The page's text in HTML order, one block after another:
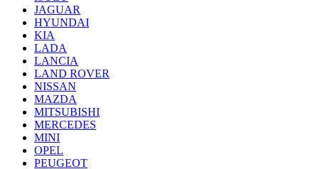
JAGUAR
HYUNDAI
KIA
LADA
LANCIA
LAND ROVER
NISSAN
MAZDA
MITSUBISHI
MERCEDES
MINI
OPEL
PEUGEOT